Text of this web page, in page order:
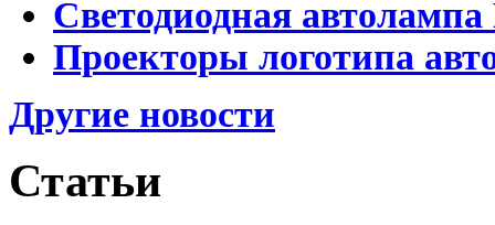
Светодиодная
Проекторы логотипа
Другие новости
Статьи